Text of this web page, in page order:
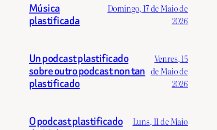
Música
plastificada
Domingo, 17 de Maio de
2026
Un podcast plastificado
sobre outro podcast non tan
plastificado
Venres, 15
de Maio de
2026
O podcast plastificado
Luns, 11 de Maio